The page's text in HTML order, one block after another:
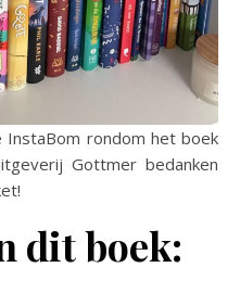
Gottmer bedanken
dit boek: